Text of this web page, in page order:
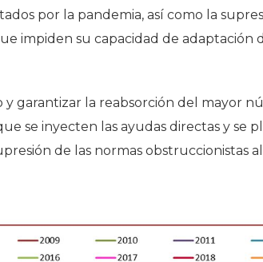
por la pandemia, así como la
impiden su capacidad de adaptación
y garantizar la reabsorción del mayor
se inyecten las ayudas directas y se
de las normas obstruccionistas